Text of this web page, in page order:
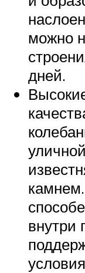
можно
дней.
внутри